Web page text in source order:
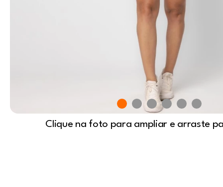
Clique na foto para ampliar e arraste